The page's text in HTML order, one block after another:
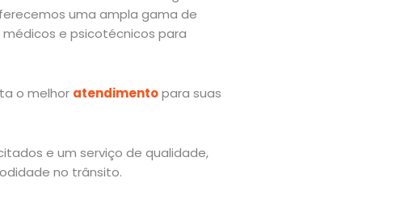
uma ampla gama de
médicos e psicotécnicos para
o melhor atendimentopara suas
e um serviço de qualidade,
no trânsito.